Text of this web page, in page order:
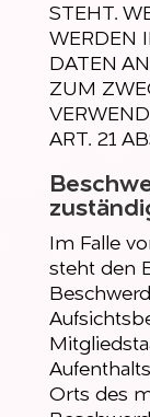
STEHT.
WERDEN
DATEN
ZUM
ART. 21
Im Falle
steht den
Orts des